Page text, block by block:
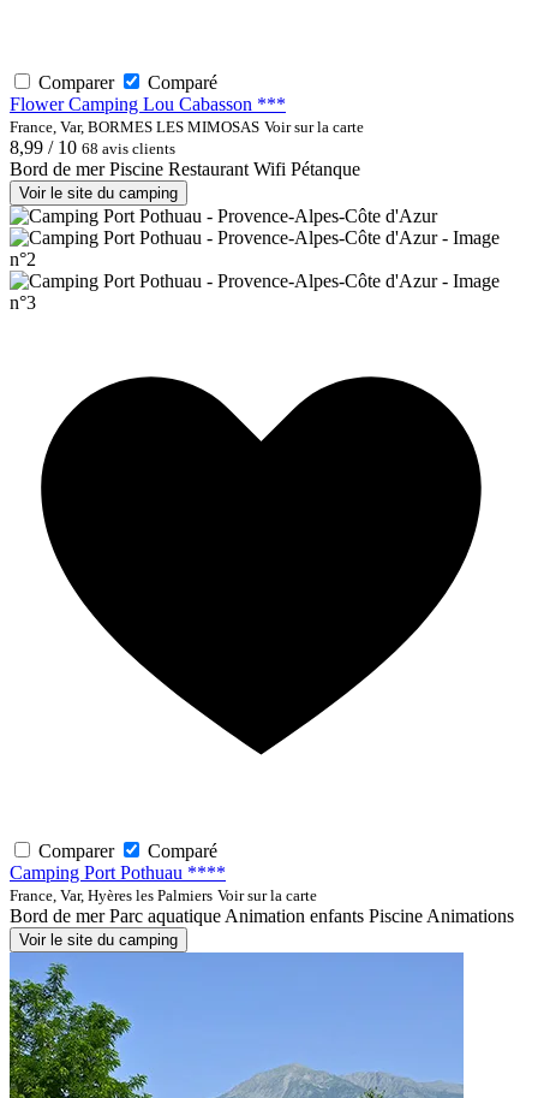
Comparer
Comparé
Flower Camping Lou Cabasson ***
France, Var, BORMES LES MIMOSAS Voir sur la carte
8,99 / 10 68 avis clients
Bord de mer Piscine Restaurant Wifi Pétanque
Voir le site du camping
Comparer
Comparé
Camping Port Pothuau ****
France, Var, Hyères les Palmiers Voir sur la carte
Bord de mer Parc aquatiqueAnimation enfants PiscineAnimations
Voir le site du camping